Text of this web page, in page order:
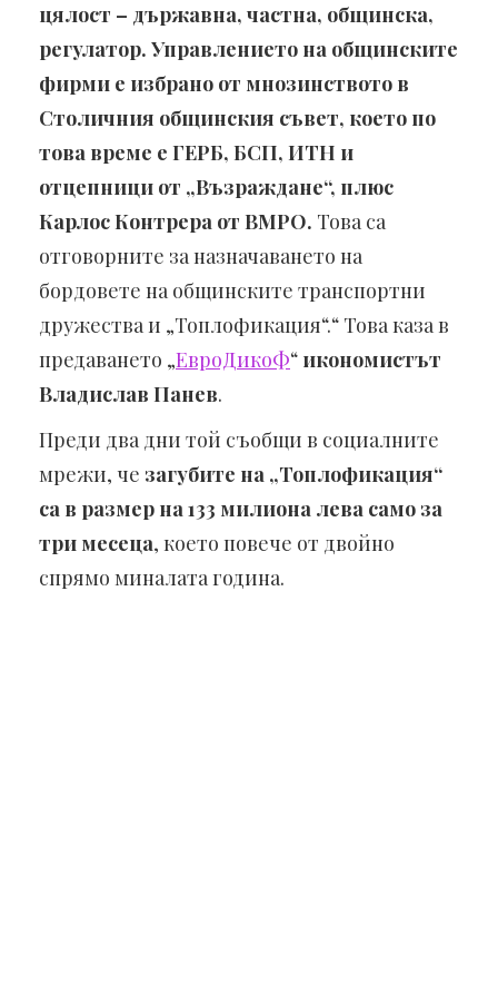
цялост – държавна, частна, общинска,
регулатор. Управлението на общинските
фирми е избрано от мнозинството в
Столичния общинския съвет, което по
това време е ГЕРБ, БСП, ИТН и
отцепници от „Възраждане“, плюс
Карлос Контрера от ВМРО. Това са
отговорните за назначаването на
бордовете на общинските транспортни
дружества и „Топлофикация“.“ Това каза в
предаването „ЕвроДикоФ“ икономистът
Владислав Панев.
Преди два дни той съобщи в социалните
мрежи, че загубите на „Топлофикация“
са в размер на 133 милиона лева само за
три месеца, което повече от двойно
спрямо миналата година.